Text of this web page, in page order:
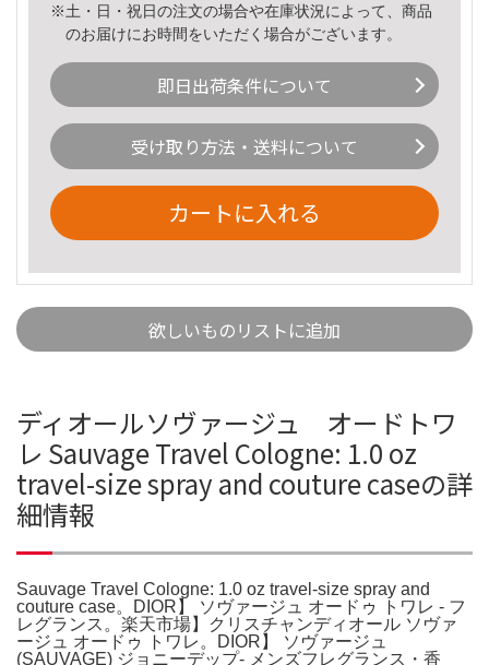
※土・日・祝日の注文の場合や在庫状況によって、商品
のお届けにお時間をいただく場合がございます。
即日出荷条件について
受け取り方法・送料について
カートに入れる
欲しいものリストに追加
ディオールソヴァージュ オードトワ
レ Sauvage Travel Cologne: 1.0 oz
travel-size spray and couture caseの詳
細情報
Sauvage Travel Cologne: 1.0 oz travel-size spray and
couture case。DIOR】 ソヴァージュ オードゥ トワレ - フ
レグランス。楽天市場】クリスチャンディオール ソヴァ
ージュ オードゥ トワレ。DIOR】 ソヴァージュ
(SAUVAGE) ジョニーデップ- メンズフレグランス・香